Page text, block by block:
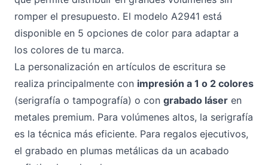
romper el presupuesto. El modelo A2941 está
disponible en 5 opciones de color para adaptar a
los colores de tu marca.
La personalización en artículos de escritura se
realiza principalmente con impresión a 1 o 2 colores
(serigrafía o tampografía) o con grabado láser en
metales premium. Para volúmenes altos, la serigrafía
es la técnica más eficiente. Para regalos ejecutivos,
el grabado en plumas metálicas da un acabado